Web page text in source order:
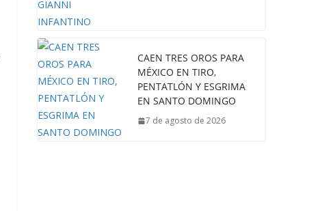
CAEN TRES OROS PARA
MÉXICO EN TIRO,
PENTATLÓN Y ESGRIMA
EN SANTO DOMINGO
7 de agosto de 2026